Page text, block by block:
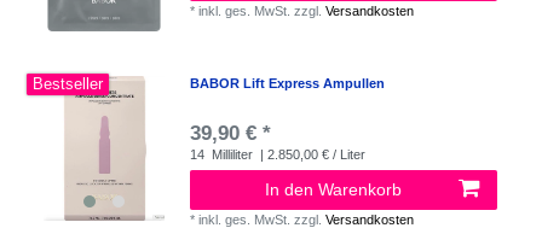
*inkl. ges. MwSt. zzgl.Versandkosten
Bestseller BABOR Lift Express Ampullen
39,90 € *
14 Milliliter | 2.850,00 € / Liter
In den Warenkorb
*inkl. ges. MwSt. zzgl.Versandkosten